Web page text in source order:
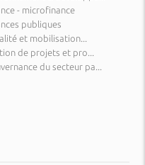
- microfinance
publiques
et mobilisation...
de projets et pro...
du secteur pa...